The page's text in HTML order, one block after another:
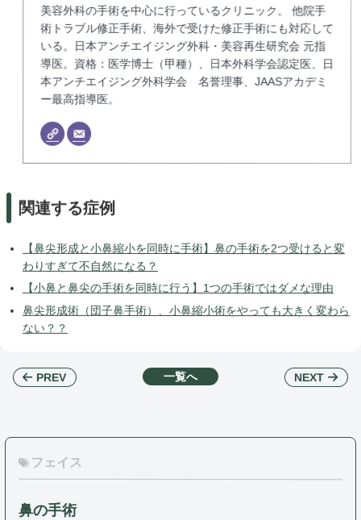
美容外科の手術を中心に行っているクリニック。 他院手
術トラブル修正手術、海外で受けた修正手術にも対応して
いる。日本アンチエイジング外科・美容再生研究会 元指
導医。資格：医学博士（甲種）、日本外科学会認定医、日
本アンチエイジング外科学会 名誉理事、JAASアカデミ
ー最高指導医。
関連する症例
【鼻尖形成と小鼻縮小を同時に手術】鼻の手術を2つ受けると変
わりすぎて不自然になる？
【小鼻と鼻尖の手術を同時に行う】1つの手術ではダメな理由
鼻尖形成術（団子鼻手術）、小鼻縮小術をやっても大きく変わら
ない？？
PREV 一覧へ NEXT
フェイス
鼻の手術